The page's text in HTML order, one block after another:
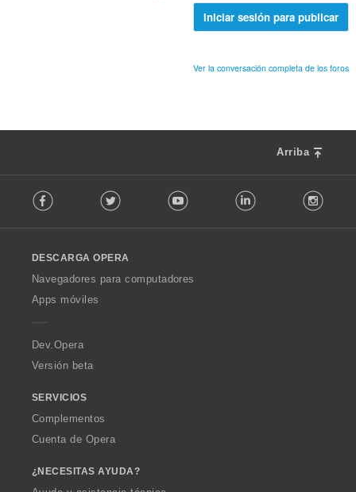
Iniciar sesión para publicar
Ver la conversación completa de los foros
Arriba
o
w
O
p
a
Facebook Twitter Youtube LinkedIn
DESCARGA OPERA
Navegadores para computadores
Apps móviles
Dev.Opera
Versión beta
SERVICIOS
Complementos
Cuenta de Opera
¿NECESITAS AYUDA?